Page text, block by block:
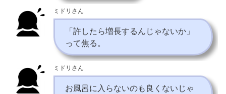
ミドリさん
「許したら増長するんじゃないか」
って焦る。
ミドリさん
お風呂に入らないのも良くないじゃ